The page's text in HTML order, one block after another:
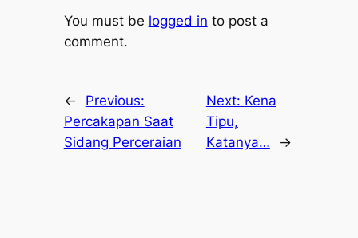
You must be logged in to post a
comment.
←
Previous:
Percakapan Saat
Sidang Perceraian
Next: Kena
Tipu,
Katanya…
→